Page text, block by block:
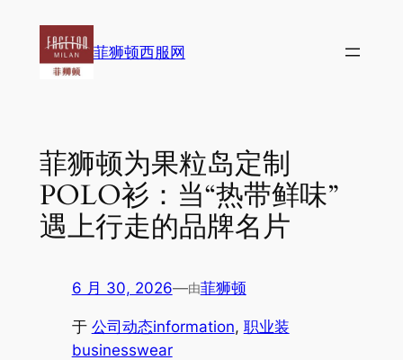
菲狮顿西服网
菲狮顿为果粒岛定制
POLO衫：当“热带鲜味”
遇上行走的品牌名片
6 月 30, 2026—由菲狮顿
于 公司动态information, 职业装
businesswear